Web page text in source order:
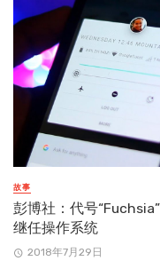
故事
彭博社：代号
继任操作系统
2018年7月29日